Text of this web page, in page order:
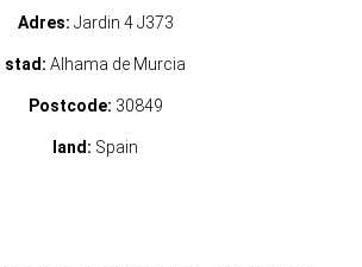
Adres: Jardin 4 J373
stad: Alhama de Murcia
Postcode: 30849
land: Spain